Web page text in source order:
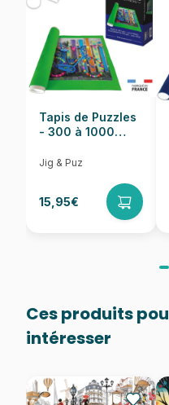
Nombre de pièces
Dimensions
Tapis de Puzzles
- 300 à 1000
Jig & Puz
15,95€
Ces produits
intéresser